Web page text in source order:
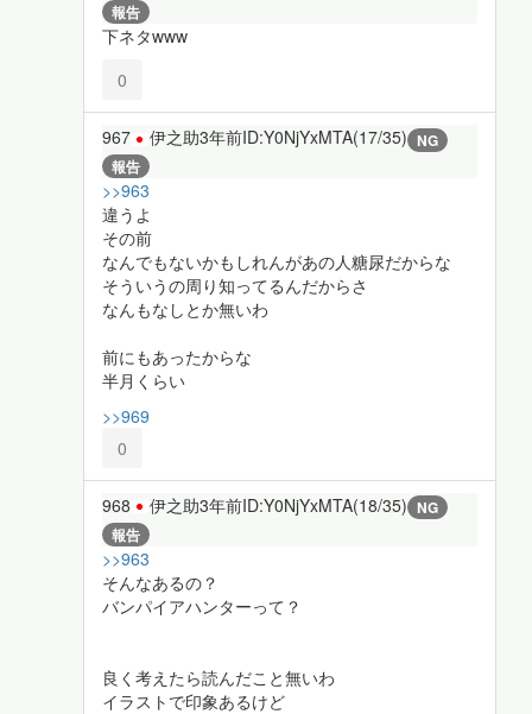
報告
下ネタwww
0
967 伊之助3年前ID:Y0NjYxMTA(17/35) NG
報告
>>963
違うよ
その前
なんでもないかもしれんがあの人糖尿だからな
そういうの周り知ってるんだからさ
なんもなしとか無いわ
前にもあったからな
半月くらい
>>969
0
968 伊之助3年前ID:Y0NjYxMTA(18/35) NG
報告
>>963
そんなあるの？
バンパイアハンターって？
良く考えたら読んだこと無いわ
イラストで印象あるけど